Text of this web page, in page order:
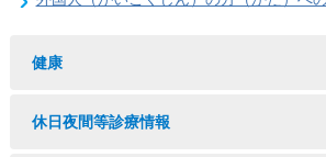
健康
休日夜間等診療情報